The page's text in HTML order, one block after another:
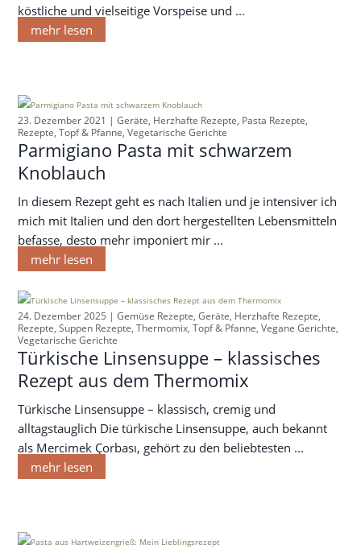
köstliche und vielseitige Vorspeise und ...
mehr lesen
23. Dezember 2021 |Geräte, Herzhafte Rezepte, Pasta Rezepte,
Rezepte, Topf & Pfanne, Vegetarische Gerichte
Parmigiano Pasta mit schwarzem
Knoblauch
In diesem Rezept geht es nach Italien und je intensiver ich
mich mit Italien und den dort hergestellten Lebensmitteln
befasse, desto mehr imponiert mir ...
mehr lesen
24. Dezember 2025 |Gemüse Rezepte, Geräte, Herzhafte Rezepte,
Rezepte, Suppen Rezepte, Thermomix, Topf & Pfanne, Vegane Gerichte,
Vegetarische Gerichte
Türkische Linsensuppe – klassisches
Rezept aus dem Thermomix
Türkische Linsensuppe – klassisch, cremig und
alltagstauglich Die türkische Linsensuppe, auch bekannt
als Mercimek Çorbası, gehört zu den beliebtesten ...
mehr lesen